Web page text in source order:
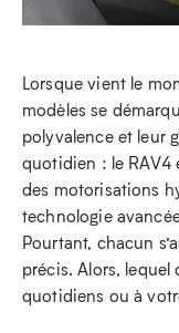
Lorsque vient le
modèles se
polyvalence et leur
quotidien : le RAV4
des motorisations
technologie
Pourtant, chacun
précis. Alors,
quotidiens ou à